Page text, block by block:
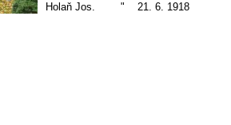
Holaň Jos. " 21. 6. 1918